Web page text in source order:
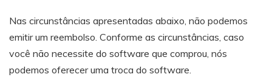
Nas circunstâncias apresentadas abaixo, não podemos
emitir um reembolso. Conforme as circunstâncias, caso
você não necessite do software que comprou, nós
podemos oferecer uma troca do software.